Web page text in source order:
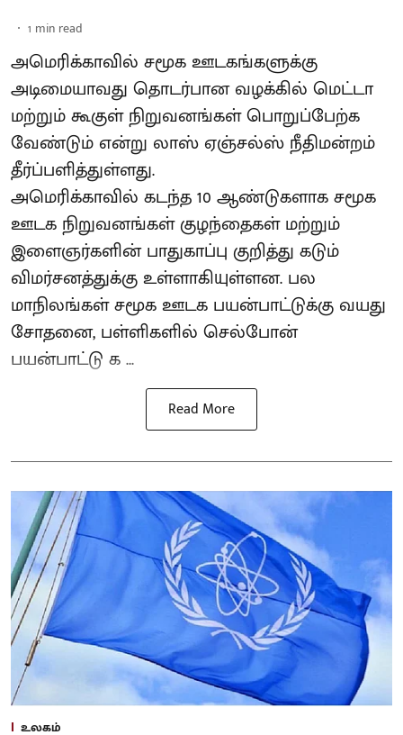
1 min read
அமெரிக்காவில் சமூக ஊடகங்களுக்கு
அடிமையாவது தொடர்பான வழக்கில் மெட்டா
மற்றும் கூகுள் நிறுவனங்கள் பொறுப்பேற்க
வேண்டும் என்று லாஸ் ஏஞ்சல்ஸ் நீதிமன்றம்
தீர்ப்பளித்துள்ளது.
அமெரிக்காவில் கடந்த 10 ஆண்டுகளாக சமூக
ஊடக நிறுவனங்கள் குழந்தைகள் மற்றும்
இளைஞர்களின் பாதுகாப்பு குறித்து கடும்
விமர்சனத்துக்கு உள்ளாகியுள்ளன. பல
மாநிலங்கள் சமூக ஊடக பயன்பாட்டுக்கு வயது
சோதனை, பள்ளிகளில் செல்போன்
பயன்பாட்டு க ...
Read More
உலகம்